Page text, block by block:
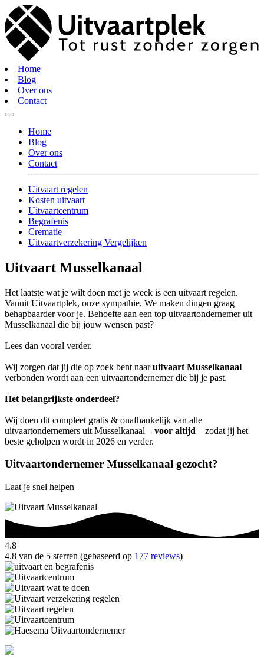
Home
Blog
Over ons
Contact
Home
Blog
Over ons
Contact
Uitvaart regelen
Kosten uitvaart
Uitvaartcentrum
Begrafenis
Crematie
Uitvaartverzekering Vergelijken
Uitvaart Musselkanaal
Het laatste wat je wilt doen met je week is een uitvaart regelen.
Vanuit Uitvaartplek, onze sympathie. We maken dingen graag
behapbaarder voor je. Behoefte aan een top uitvaartondernemer uit
Musselkanaal die bij jouw wensen past?
Lees dan vooral verder.
Wij zorgen dat jij die op zoek bent naaruitvaart Musselkanaal
verbonden wordt aan een uitvaartondernemer die bij je past.
Het belangrijkste onderdeel?
Wij doen dit compleet gratis & onafhankelijk van alle
uitvaartondernemers uit Musselkanaal – voor altijd – zodat jij het
beste geholpen wordt in 2026 en verder.
Uitvaartondernemer Musselkanaal gezocht?
Laat je snel helpen
4.8
4.8 van de 5 sterren (gebaseerd op 177 reviews)